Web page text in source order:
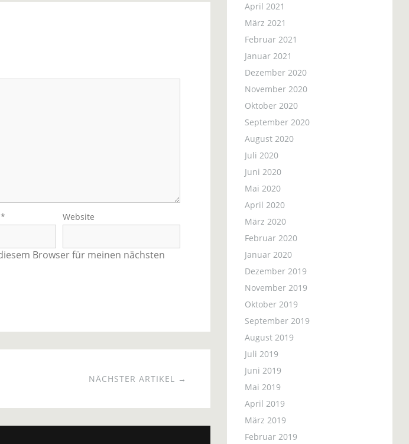
* Website
Browser für meinen nächsten
NÄCHSTER ARTIKEL →
April 2021
März 2021
Februar 2021
Januar 2021
Dezember 2020
November 2020
Oktober 2020
September 2020
August 2020
Juli 2020
Juni 2020
Mai 2020
April 2020
März 2020
Februar 2020
Januar 2020
Dezember 2019
November 2019
Oktober 2019
September 2019
August 2019
Juli 2019
Juni 2019
Mai 2019
April 2019
März 2019
Februar 2019